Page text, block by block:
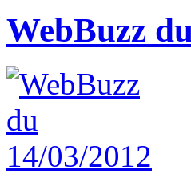
WebBuzz